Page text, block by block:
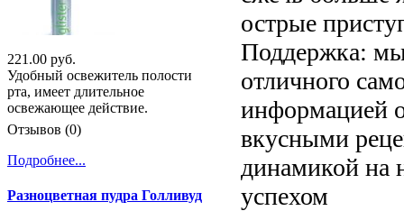
острые
Поддержка:
отличного
информацией
вкусными
динамикой на
успехом
221.00 руб.
Удобный освежитель полости
рта, имеет длительное
освежающее действие.
Отзывов (0)
Подробнее...
Разноцветная пудра Голливуд